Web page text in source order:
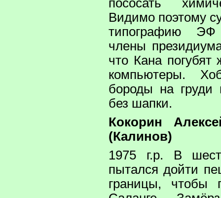
пососать
Видимо поэтому
типографию
члены
что Кана
компьютеры.
бороды на груди
без шапки.
Кокорин
(Калинов)
1975 г.р. В
пытался дойти
границы, чтобы